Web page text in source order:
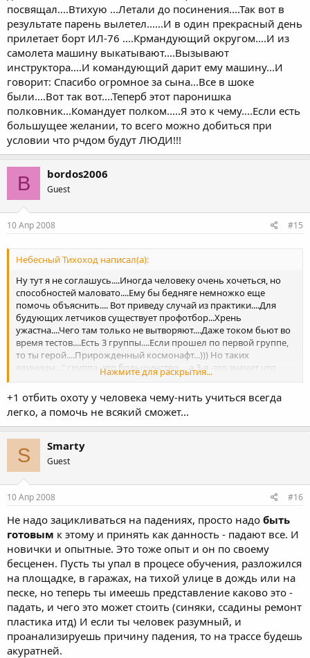
посвящал....Втихую ...Летали до посинения....Так вот в
результате парень вылетел......И в один прекрасный день
прилетает борт ИЛ-76 ....Крмандующий округом....И из
самолета машину выкатывают....Вызывают
инструктора....И командующий дарит ему машину...И
говорит: Спасибо огромное за сына...Все в шоке
были....Вот так вот....Теперб этот паронишка
полковник...Командует полком.....Я это к чему....Если есть
большущее желании, то всего можно добиться при
условии что рчдом будут ЛЮДИ!!!
B bordos2006
Guest
10 Апр 2008 #15
Небесный Тихоход написал(а):
Ну тут я не соглашусь....Иногда человеку очень хочеться, но
способностей маловато....Ему бы бедняге немножко еще
помочь объяснить.... Вот приведу случай из практики....Для
будующих летчиков существует профотбор...Хрень
ужастна....Чего там только не вытворяют....Даже током бьют во
время тестов....Есть 3 группы....Если прошел по первой группе,
то ты герой....Прирожденный космонафт...))) Но таких
единицы..." группа -это большинство..., а 3-я -это значит что
человек не сможет в принципе летать......Так вот...Был у нас
малый...Он еле -еле на 2 группу сдал...Но летать хотел
безумно...По ночам после отбоя бывало в дальнем коридоре
посадку отрабатывал....И очень скромный был...Шифровался.....
Так вот на полетах он не уложился в те часы которые отведены
для обучения.....То есть подлежал списанию......А инструктор
видел как он стараеться....Так вот инструктор ( А инструктора
тоже должны налетывать на классность) свои часы еме
посвящал....Втихую ...Летали до посинения....Так вот в
результате парень вылетел......И в один прекрасный день
прилетает борт ИЛ-76 ....Крмандующий округом....И из
самолета машину выкатывают....Вызывают инструктора....И
командующий дарит ему машину...И говорит: Спасибо
огромное за сына...Все в шоке были....Вот так вот....Теперб этот
паронишка полковник...Командует полком.....Я это к
чему....Если есть большущее желании, то всего можно
добиться при условии что рчдом будут ЛЮДИ!!!
Нажмите для раскрытия...
+1 отбить охоту у человека чему-нить учиться всегда
легко, а помочь не всякий сможет...
S Smarty
Guest
10 Апр 2008 #16
Не надо зацикливаться на падениях, просто надо быть
готовым к этому и принять как данность - падают все. И
новички и опытные. Это тоже опыт и он по своему
бесценен. Пусть ты упал в процесе обучения, разложился
на площадке, в гаражах, на тихой улице в дождь или на
песке, но теперь ты имеешь представление каково это -
падать, и чего это может стоить (синяки, ссадины ремонт
пластика итд) И если ты человек разумный, и
проанализируешь причину падения, то на трассе будешь
акуратней.